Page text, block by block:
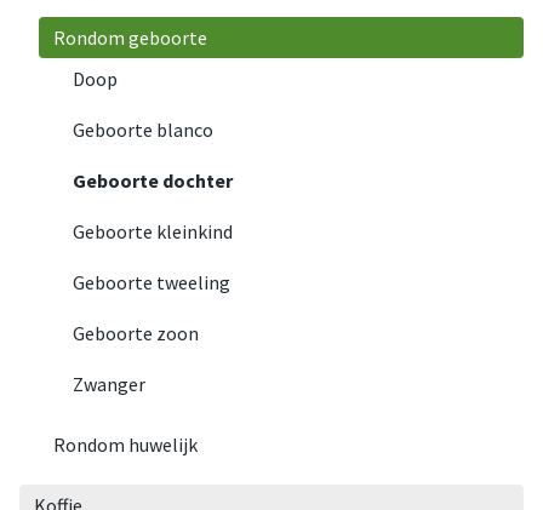
Rondom geboorte
Doop
Geboorte blanco
Geboorte dochter
Geboorte kleinkind
Geboorte tweeling
Geboorte zoon
Zwanger
Rondom huwelijk
Koffie